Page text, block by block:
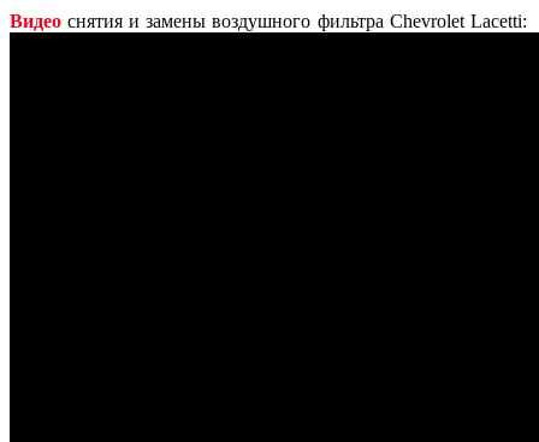
Видео снятия и замены воздушного фильтра Chevrolet Lacetti: